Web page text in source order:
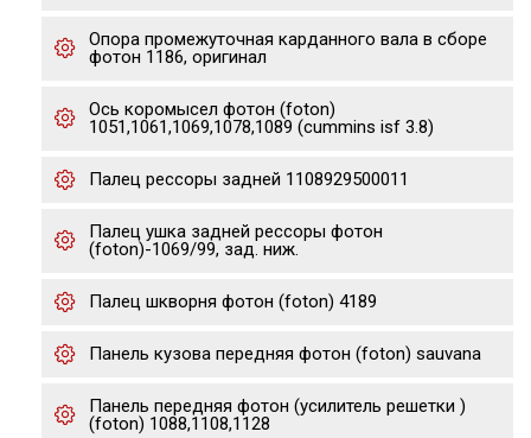
Опора промежуточная карданного вала в сборе
фотон 1186, оригинал
Ось коромысел фотон (foton)
1051,1061,1069,1078,1089 (cummins isf 3.8)
Палец рессоры задней 1108929500011
Палец ушка задней рессоры фотон
(foton)-1069/99, зад. ниж.
Палец шкворня фотон (foton) 4189
Панель кузова передняя фотон (foton) sauvana
Панель передняя фотон (усилитель решетки )
(foton) 1088,1108,1128